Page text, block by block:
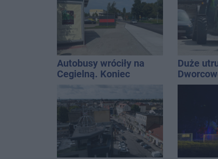
Autobusy wróciły na
Cegielną. Koniec
remontu zatok
Duże